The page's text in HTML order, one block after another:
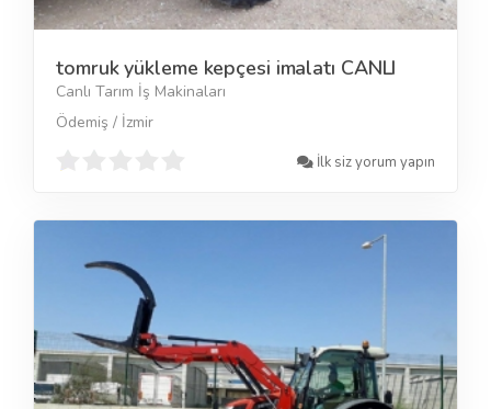
tomruk yükleme kepçesi imalatı CANLI
Canlı Tarım İş Makinaları
Ödemiş / İzmir
İlk siz yorum yapın